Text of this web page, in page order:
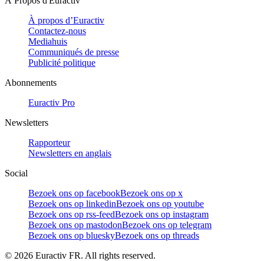
À propos d’Euractiv
Contactez-nous
Mediahuis
Communiqués de presse
Publicité politique
Abonnements
Euractiv Pro
Newsletters
Rapporteur
Newsletters en anglais
Social
Bezoek ons op facebookBezoek ons op x
Bezoek ons op linkedinBezoek ons op youtube
Bezoek ons op rss-feedBezoek ons op instagram
Bezoek ons op mastodonBezoek ons op telegram
Bezoek ons op blueskyBezoek ons op threads
© 2026 Euractiv FR. All rights reserved.